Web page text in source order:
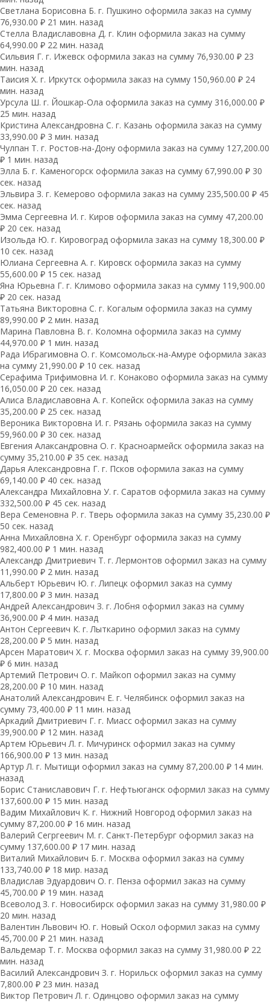
Светлана Борисовна Б. г. Пушкино оформила заказ на сумму
76,930.00 ₽ 21 мин. назад
Стелла Владиславовна Д. г. Клин оформила заказ на сумму
64,990.00 ₽ 22 мин. назад
Сильвия Г. г. Ижевск оформила заказ на сумму 76,930.00 ₽ 23
мин. назад
Таисия Х. г. Иркутск оформила заказ на сумму 150,960.00 ₽ 24
мин. назад
Урсула Ш. г. Йошкар-Ола оформила заказ на сумму 316,000.00 ₽
25 мин. назад
Кристина Александровна С. г. Казань оформила заказ на сумму
33,990.00 ₽ 3 мин. назад
Чулпан Т. г. Ростов-на-Дону оформила заказ на сумму 127,200.00
₽ 1 мин. назад
Элла Б. г. Каменогорск оформила заказ на сумму 67,990.00 ₽ 30
сек. назад
Эльвира З. г. Кемерово оформила заказ на сумму 235,500.00 ₽ 45
сек. назад
Эмма Сергеевна И. г. Киров оформила заказ на сумму 47,200.00
₽ 20 сек. назад
Изольда Ю. г. Кировоград оформила заказ на сумму 18,300.00 ₽
10 сек. назад
Юлиана Сергеевна А. г. Кировск оформила заказ на сумму
55,600.00 ₽ 15 сек. назад
Яна Юрьевна Г. г. Климово оформила заказ на сумму 119,900.00
₽ 20 сек. назад
Татьяна Викторовна С. г. Когалым оформила заказ на сумму
89,990.00 ₽ 2 мин. назад
Марина Павловна В. г. Коломна оформила заказ на сумму
44,970.00 ₽ 1 мин. назад
Рада Ибрагимовна О. г. Комсомольск-на-Амуре оформила заказ
на сумму 21,990.00 ₽ 10 сек. назад
Серафима Трифимовна И. г. Конаково оформила заказ на сумму
16,050.00 ₽ 20 сек. назад
Алиса Владиславовна А. г. Копейск оформила заказ на сумму
35,200.00 ₽ 25 сек. назад
Вероника Викторовна И. г. Рязань оформила заказ на сумму
59,960.00 ₽ 30 сек. назад
Евгения Алаксандровна О. г. Красноармейск оформила заказ на
сумму 35,210.00 ₽ 35 сек. назад
Дарья Александровна Г. г. Псков оформила заказ на сумму
69,140.00 ₽ 40 сек. назад
Александра Михайловна У. г. Саратов оформила заказ на сумму
332,500.00 ₽ 45 сек. назад
Вера Семеновна Р. г. Тверь оформила заказ на сумму 35,230.00 ₽
50 сек. назад
Анна Михайловна Х. г. Оренбург оформила заказ на сумму
982,400.00 ₽ 1 мин. назад
Александр Дмитриевич Т. г. Лермонтов оформил заказ на сумму
11,990.00 ₽ 2 мин. назад
Альберт Юрьевич Ю. г. Липецк оформил заказ на сумму
17,800.00 ₽ 3 мин. назад
Андрей Александрович З. г. Лобня оформил заказ на сумму
36,900.00 ₽ 4 мин. назад
Антон Сергеевич К. г. Лыткарино оформил заказ на сумму
28,200.00 ₽ 5 мин. назад
Арсен Маратович Х. г. Москва оформил заказ на сумму 39,900.00
₽ 6 мин. назад
Артемий Петрович О. г. Майкоп оформил заказ на сумму
28,200.00 ₽ 10 мин. назад
Анатолий Александрович Е. г. Челябинск оформил заказ на
сумму 73,400.00 ₽ 11 мин. назад
Аркадий Дмитриевич Г. г. Миасс оформил заказ на сумму
39,900.00 ₽ 12 мин. назад
Артем Юрьевич Л. г. Мичуринск оформил заказ на сумму
166,900.00 ₽ 13 мин. назад
Артур Л. г. Мытищи оформил заказ на сумму 87,200.00 ₽ 14 мин.
назад
Борис Станиславович Г. г. Нефтьюганск оформил заказ на сумму
137,600.00 ₽ 15 мин. назад
Вадим Михайлович К. г. Нижний Новгород оформил заказ на
сумму 87,200.00 ₽ 16 мин. назад
Валерий Сегргеевич М. г. Санкт-Петербург оформил заказ на
сумму 137,600.00 ₽ 17 мин. назад
Виталий Михайлович Б. г. Москва оформил заказ на сумму
133,740.00 ₽ 18 мир. назад
Владислав Эдуардович О. г. Пенза оформил заказ на сумму
45,700.00 ₽ 19 мин. назад
Всеволод З. г. Новосибирск оформил заказ на сумму 31,980.00 ₽
20 мин. назад
Валентин Львович Ю. г. Новый Оскол оформил заказ на сумму
45,700.00 ₽ 21 мин. назад
Вальдемар Т. г. Москва оформил заказ на сумму 31,980.00 ₽ 22
мин. назад
Василий Александрович З. г. Норильск оформил заказ на сумму
7,800.00 ₽ 23 мин. назад
Виктор Петрович Л. г. Одинцово оформил заказ на сумму